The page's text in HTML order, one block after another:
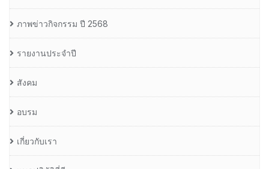
ภาพข่าวกิจกรรม ปี 2568
รายงานประจำปี
สังคม
อบรม
เกี่ยวกับเรา